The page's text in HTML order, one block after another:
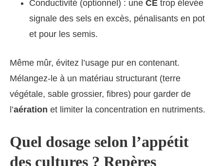
Conductivité (optionnel) : une CE trop élevée
signale des sels en excès, pénalisants en pot
et pour les semis.
Même mûr, évitez l’usage pur en contenant.
Mélangez-le à un matériau structurant (terre
végétale, sable grossier, fibres) pour garder de
l’aération et limiter la concentration en nutriments.
Quel dosage selon l’appétit
des cultures ? Repères